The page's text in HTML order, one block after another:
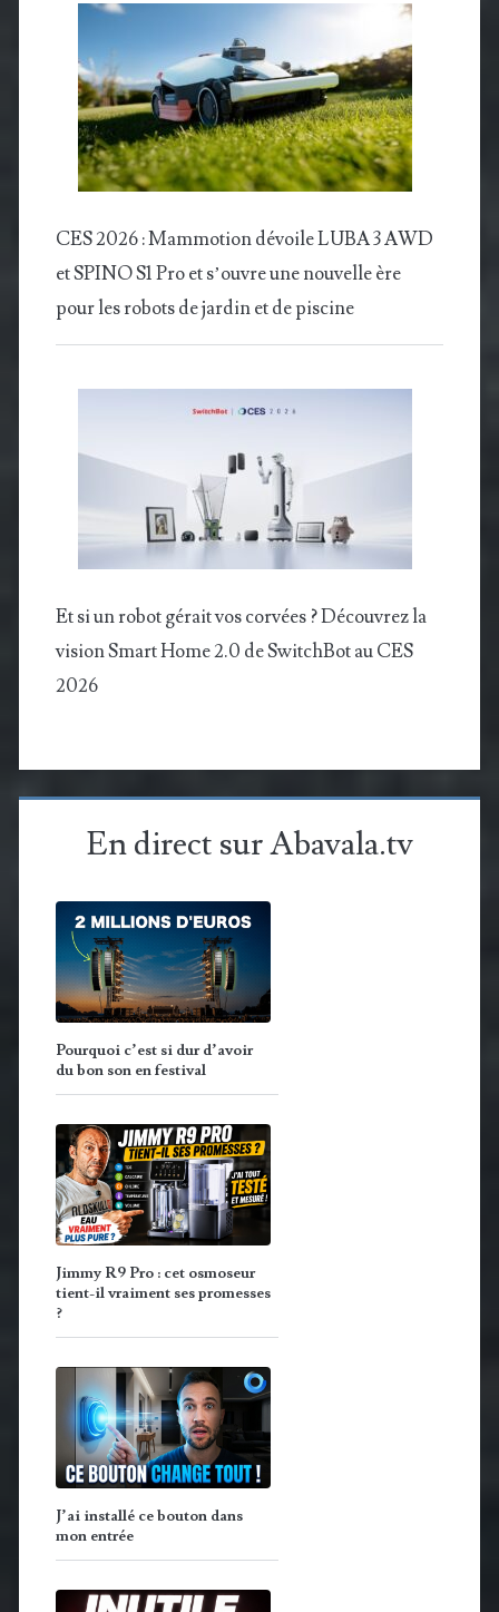
CES 2026 : Mammotion dévoile LUBA 3 AWD
et SPINO S1 Pro et s’ouvre une nouvelle ère
pour les robots de jardin et de piscine
Et si un robot gérait vos corvées ? Découvrez la
vision Smart Home 2.0 de SwitchBot au CES
2026
En direct sur Abavala.tv
Pourquoi c’est si dur d’avoir
du bon son en festival
Jimmy R9 Pro : cet osmoseur
tient-il vraiment ses promesses
?
J’ai installé ce bouton dans
mon entrée